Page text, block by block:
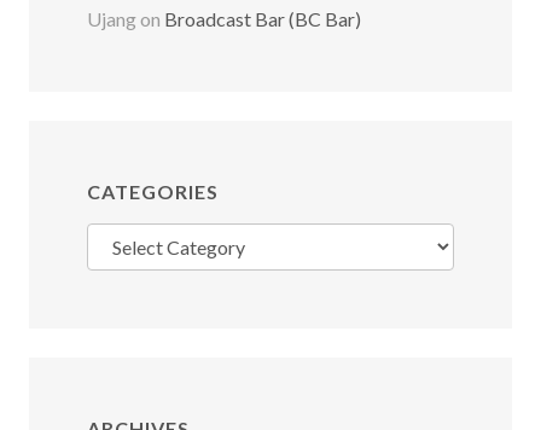
Ujangon Broadcast Bar (BC Bar)
CATEGORIES